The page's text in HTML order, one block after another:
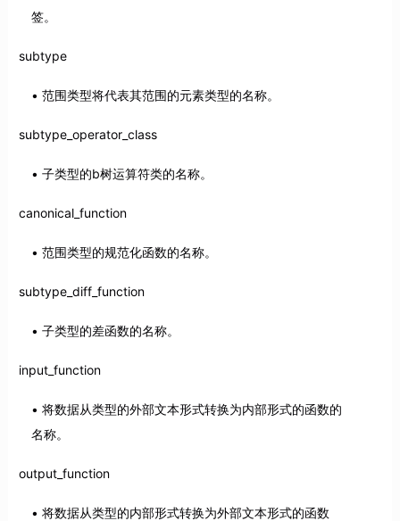
签。
subtype
范围类型将代表其范围的元素类型的名称。
subtype_operator_class
子类型的b树运算符类的名称。
canonical_function
范围类型的规范化函数的名称。
subtype_diff_function
子类型的差函数的名称。
input_function
将数据从类型的外部文本形式转换为内部形式的函数的
名称。
output_function
将数据从类型的内部形式转换为外部文本形式的函数